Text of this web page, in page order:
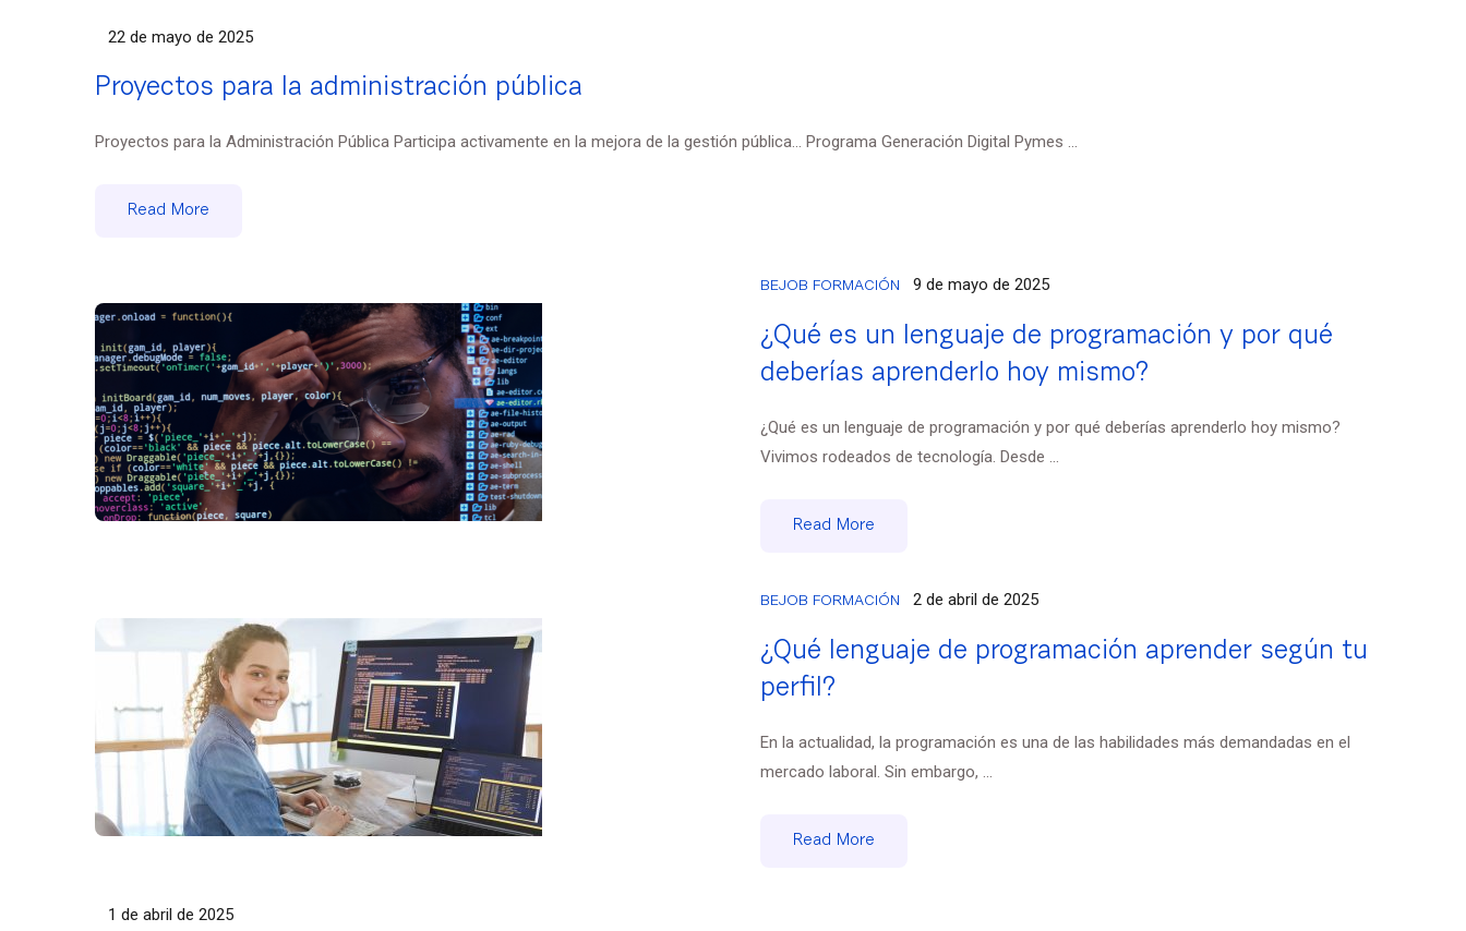
22 de mayo de 2025
Proyectos para la administración pública
Proyectos para la Administración Pública Participa activamente en la mejora de la gestión pública… Programa Generación Digital Pymes ...
Read More
BEJOB FORMACIÓN 9 de mayo de 2025
¿Qué es un lenguaje de programación y por qué
deberías aprenderlo hoy mismo?
¿Qué es un lenguaje de programación y por qué deberías aprenderlo hoy mismo?
Vivimos rodeados de tecnología. Desde ...
Read More
BEJOB FORMACIÓN 2 de abril de 2025
¿Qué lenguaje de programación aprender según tu
perfil?
En la actualidad, la programación es una de las habilidades más demandadas en el
mercado laboral. Sin embargo, ...
Read More
1 de abril de 2025